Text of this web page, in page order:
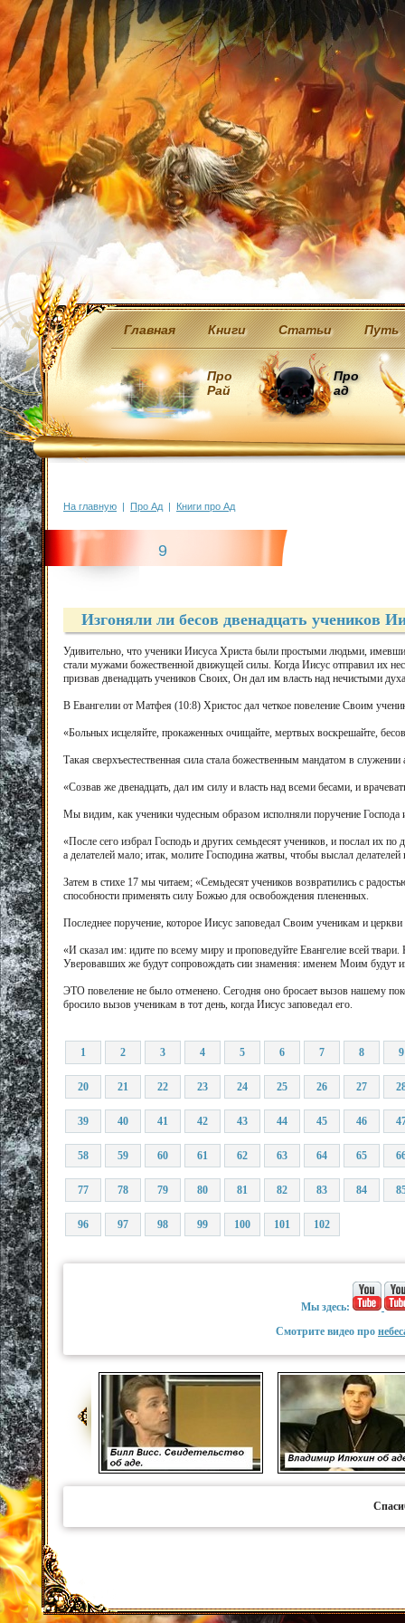
Главная Книги Статьи Путь
Про
Рай
Про
ад
На главную | Про Ад | Книги про Ад
9
Изгоняли ли бесов двенадцать учеников
Удивительно, что ученики Иисуса Христа были простыми людьми,
стали мужами божественной движущей силы. Когда Иисус отправил их
призвав двенадцать учеников Своих, Он дал им власть над нечистыми
В Евангелии от Матфея (10:8) Христос дал четкое повеление Своим
«Больных исцеляйте, прокаженных очищайте, мертвых воскрешайте,
Такая сверхъестественная сила стала божественным мандатом в
«Созвав же двенадцать, дал им силу и власть над всеми бесами, и
Мы видим, как ученики чудесным образом исполняли поручение Господа
«После сего избрал Господь и других семьдесят учеников, и послал их
а делателей мало; итак, молите Господина жатвы, чтобы выслал
Затем в стихе 17 мы читаем; «Семьдесят учеников возвратились с
способности применять силу Божью для освобождения плененных.
Последнее поручение, которое Иисус заповедал Своим ученикам и
«И сказал им: идите по всему миру и проповедуйте Евангелие всей твари.
Уверовавших же будут сопровождать сии знамения: именем Моим будут
ЭТО повеление не было отменено. Сегодня оно бросает вызов нашему
бросило вызов ученикам в тот день, когда Иисус заповедал его.
1 2 3 4 5 6 7 8 9
20 21 22 23 24 25 26 27
39 40 41 42 43 44 45 46
58 59 60 61 62 63 64 65
77 78 79 80 81 82 83 84
96 97 98 99 100 101 102
Мы здесь:
Смотрите видео про